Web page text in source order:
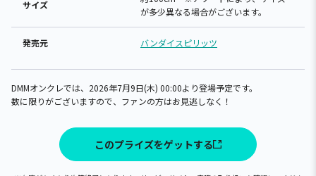
サイズ
が多少異なる場合がございます。
発売元 バンダイスピリッツ
DMMオンクレでは、2026年7月9日(木) 00:00より登場予定です。
数に限りがございますので、ファンの方はお見逃しなく！
このプライズをゲットする